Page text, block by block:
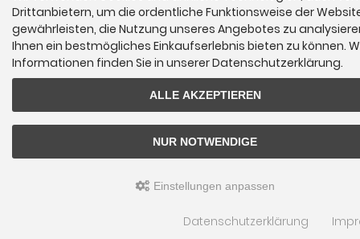
Drittanbietern, um die ordentliche Funktionsweise der
gewährleisten, die Nutzung unseres Angebotes zu
Ihnen ein bestmögliches Einkaufserlebnis bieten zu können.
Informationen finden Sie in unserer Datenschutzerklärung.
ALLE AKZEPTIEREN
NUR NOTWENDIGE
Einstellungen anpassen
Datenschutzerklärung